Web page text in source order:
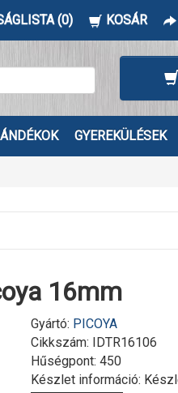
(0) KOSÁR
GYEREKÜLÉSEK
16mm
Gyártó: PICOYA
Cikkszám:
IDTR16106
Hűségpont: 450
Készlet információ: